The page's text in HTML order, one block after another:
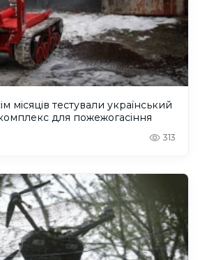
місяців тестували український
для пожежогасіння
313